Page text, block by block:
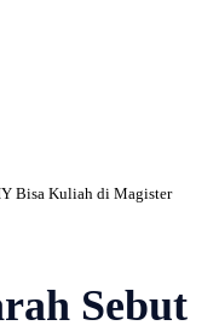
Bisa Kuliah di Magister
Sebut